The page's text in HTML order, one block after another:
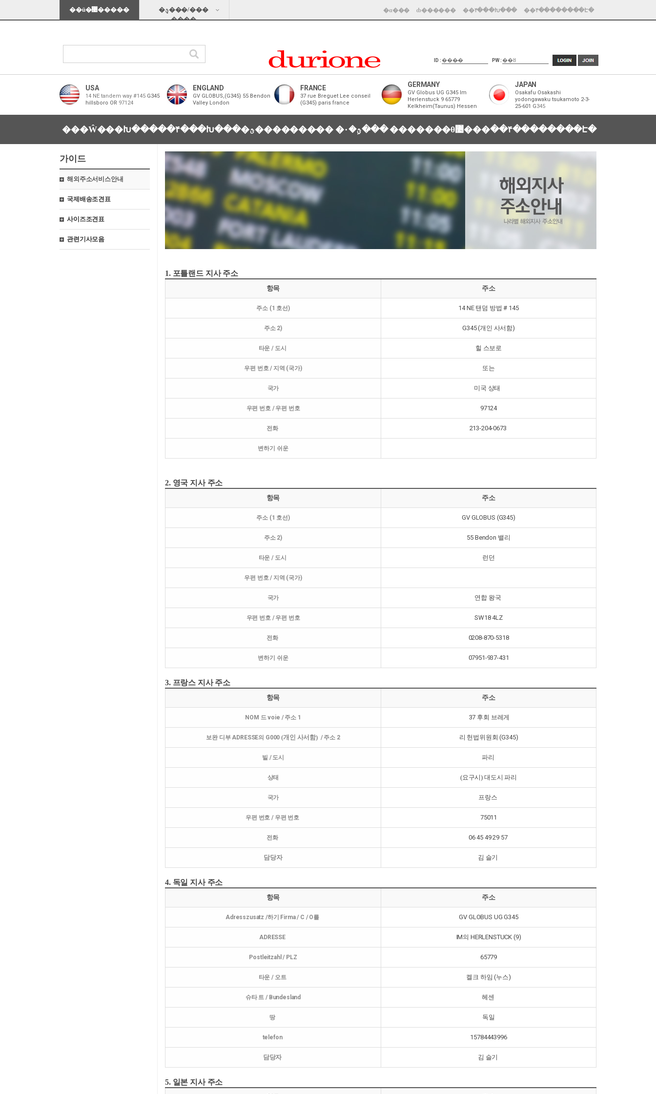
��ü�޴�����
�ؿܱ���/���
���̵�
�α��� ȸ������ ��۴���Խ��� ��۴��������Է�
ID : PW :
USA
14 NE tandem way #145 G345
hillsboro OR 97124
ENGLAND
GV GLOBUS,(G345) 55 Bendon
Valley London
FRANCE
37 rue Breguet Lee conseil
(G345) paris france
GERMANY
GV Globus UG G345 Im
Herlenstuck 9 65779
Kelkheim(Taunus) Hessen
JAPAN
Osakafu Osakashi
yodongawaku tsukamoto 2-3-
25-601 G345
���Ŵ���Խ�����۴���Խ��� �ؿ��������̵� �ؿܹ�۰��̵� �������θ޴�����۴��������Է�
가이드
해외주소서비스안내
국제배송조견표
사이즈조견표
관련기사모음
1. 포틀랜드 지사 주소
항목 주소
주소 (1 호선) 14 NE 탠덤 방법 # 145
주소 2) G345 (개인 사서함)
타운 / 도시 힐 스보로
우편 번호 / 지역 (국가) 또는
국가 미국 상태
우편 번호 / 우편 번호 97124
전화 213-204-0673
변하기 쉬운
2. 영국 지사 주소
항목 주소
주소 (1 호선) GV GLOBUS (G345)
주소 2) 55 Bendon 밸리
타운 / 도시 런던
우편 번호 / 지역 (국가)
국가 연합 왕국
우편 번호 / 우편 번호 SW18 4LZ
전화 0208-870-5318
변하기 쉬운 07951-937-431
3. 프랑스 지사 주소
항목 주소
NOM 드 voie / 주소 1 37 후회 브레게
보완 디부 ADRESSE의 G000(개인 사서함)/ 주소 2 리 헌법위원회 (G345)
빌 / 도시 파리
상태 (요구시) 대도시 파리
국가 프랑스
우편 번호 / 우편 번호 75011
전화 06 45 49 29 57
담당자 김 슬기
4. 독일 지사 주소
항목 주소
Adresszusatz /하기 Firma / C / O를 GV GLOBUS UG G345
ADRESSE IM의 HERLENSTUCK (9)
Postleitzahl / PLZ 65779
타운 / 오트 켈크 하임 (누스)
슈타 트 / Bundesland 헤센
땅 독일
telefon 15784443996
담당자 김 슬기
5. 일본 지사 주소